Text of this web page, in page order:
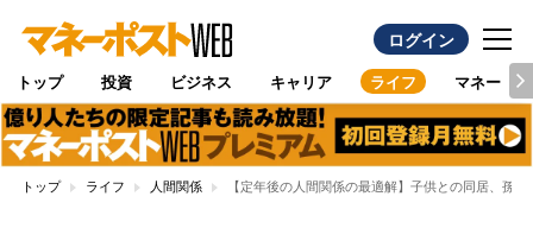
ログイン
トップ 投資 ビジネス キャリア ライフ マネー
トップ ライフ 人間関係 【定年後の人間関係の最適解】子供との同居、孫